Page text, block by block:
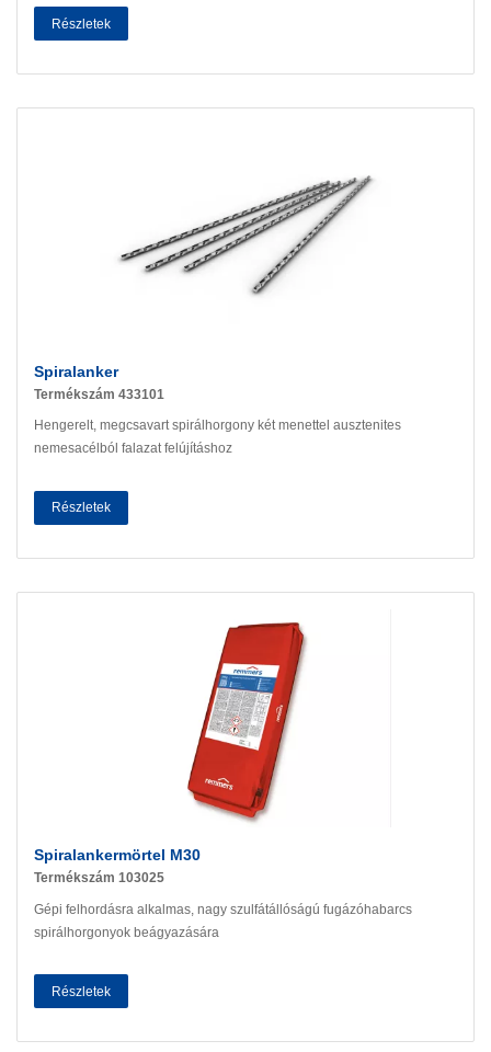
Részletek
Spiralanker
Termékszám 433101
Hengerelt, megcsavart spirálhorgony két menettel ausztenites
nemesacélból falazat felújításhoz
Részletek
Spiralankermörtel M30
Termékszám 103025
Gépi felhordásra alkalmas, nagy szulfátállóságú fugázóhabarcs
spirálhorgonyok beágyazására
Részletek